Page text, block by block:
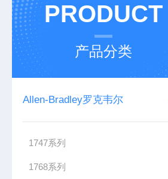
PRODUCT
产品分类
Allen-Bradley罗克韦尔
1747系列
1768系列